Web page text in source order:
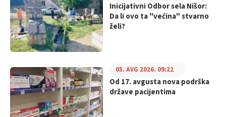
Inicijativni Odbor sela Nišor:
Da li ovo ta "većina" stvarno
želi?
Od 17. avgusta nova podrška
države pacijentima
05. AVG 2026. 09:22